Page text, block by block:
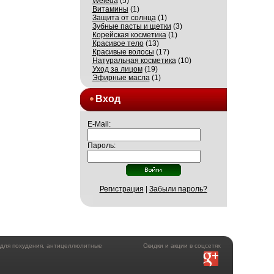
Витамины (1)
Защита от солнца(1)
Зубные пасты и щетки (3)
Корейская косметика(1)
Красивое тело(13)
Красивые волосы (17)
Натуральная косметика(10)
Уход за лицом(19)
Эфирные масла(1)
Вход
E-Mail:
Пароль:
Регистрация Забыли пароль?
Скидки и акции в соцсетях
похудения, антицеллюлитные